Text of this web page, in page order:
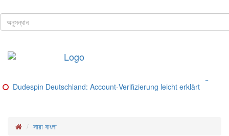
শিরোনাম
Glorion Casino – Schritte und Methoden für deutsche Spieler
Dudespin Deutschland: Account‑Verifizierung leicht erklärt
সারা বাংলা